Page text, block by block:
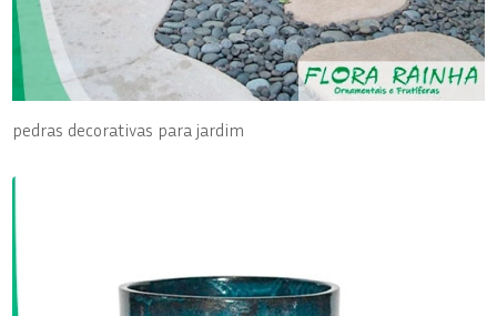
pedras decorativas para jardim